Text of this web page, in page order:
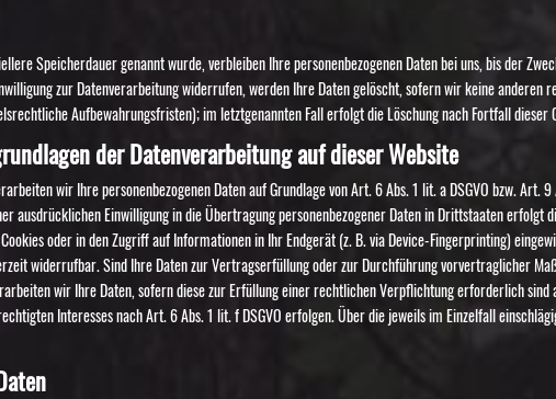
Speicherdauer genannt wurde, verbleiben Ihre personenbezogenen Daten bei uns, bis der
zur Datenverarbeitung widerrufen, werden Ihre Daten gelöscht, sofern wir keine anderen
Aufbewahrungsfristen); im letztgenannten Fall erfolgt die Löschung nach Fortfall dieser
der Datenverarbeitung auf dieser Website
wir Ihre personenbezogenen Daten auf Grundlage von Art. 6 Abs. 1 lit. a DSGVO bzw. Art.
ausdrücklichen Einwilligung in die Übertragung personenbezogener Daten in Drittstaaten erfolgt
oder in den Zugriff auf Informationen in Ihr Endgerät (z. B. via Device-Fingerprinting)
widerrufbar. Sind Ihre Daten zur Vertragserfüllung oder zur Durchführung vorvertraglicher
wir Ihre Daten, sofern diese zur Erfüllung einer rechtlichen Verpflichtung erforderlich sind
Interesses nach Art. 6 Abs. 1 lit. f DSGVO erfolgen. Über die jeweils im Einzelfall